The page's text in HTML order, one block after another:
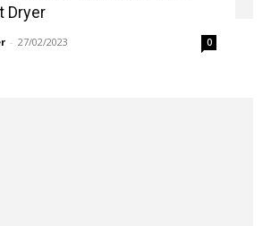
Dryer
- 27/02/2023 0